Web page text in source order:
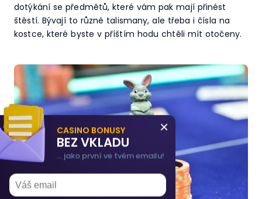
dotýkání se předmětů, které vám pak mají přinést
štěstí. Bývají to různé talismany, ale třeba i čísla na
kostce, které byste v příštím hodu chtěli mít otočeny.
×
CASINO BONUSY
BEZ VKLADU
... jako první ve tvém emailu!